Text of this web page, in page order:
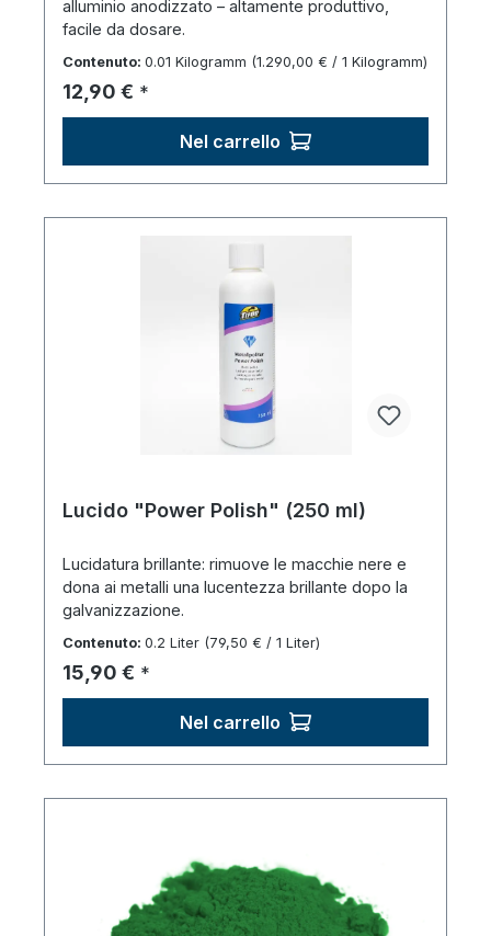
alluminio anodizzato – altamente produttivo,
facile da dosare.
Contenuto: 0.01 Kilogramm (1.290,00 € / 1 Kilogramm)
Prezzo normale:
12,90 € *
Nel carrello
Lucido "Power Polish" (250 ml)
Lucidatura brillante: rimuove le macchie nere e
dona ai metalli una lucentezza brillante dopo la
galvanizzazione.
Contenuto: 0.2 Liter (79,50 € / 1 Liter)
Prezzo normale:
15,90 € *
Nel carrello